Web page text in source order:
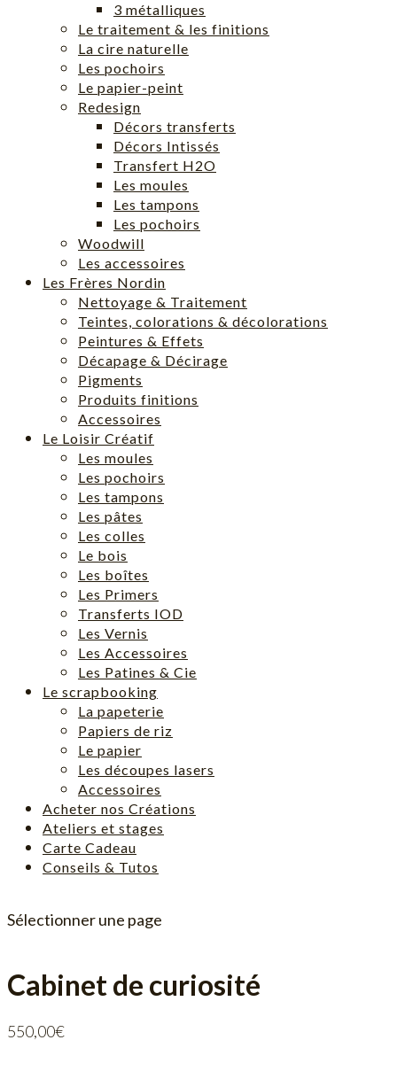
3 métalliques
Le traitement & les finitions
La cire naturelle
Les pochoirs
Le papier-peint
Redesign
Décors transferts
Décors Intissés
Transfert H2O
Les moules
Les tampons
Les pochoirs
Woodwill
Les accessoires
Les Frères Nordin
Nettoyage & Traitement
Teintes, colorations & décolorations
Peintures & Effets
Décapage & Décirage
Pigments
Produits finitions
Accessoires
Le Loisir Créatif
Les moules
Les pochoirs
Les tampons
Les pâtes
Les colles
Le bois
Les boîtes
Les Primers
Transferts IOD
Les Vernis
Les Accessoires
Les Patines & Cie
Le scrapbooking
La papeterie
Papiers de riz
Le papier
Les découpes lasers
Accessoires
Acheter nos Créations
Ateliers et stages
Carte Cadeau
Conseils & Tutos
Sélectionner une page
Cabinet de curiosité
550,00€